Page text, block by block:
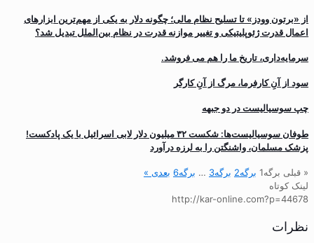
از «برتون وودز» تا تسلیح نظام مالی؛ چگونه دلار به یکی از مهم‌ترین ابزارهای
اعمال قدرت ژئوپلیتیکی و تغییر موازنه قدرت در نظام بین‌الملل تبدیل شد؟
سرمایه‌داری، تاریخ ما را هم می فروشد.
سود از آنِ کارفرما، مرگ از آنِ کارگر
چپ سوسیالیست در دو جبهه
طوفان سوسیالیست‌ها: شکست ۳۲ میلیون دلار لابی اسرائیل با یک پادکست!
پزشک مسلمان، واشنگتن را به لرزه درآورد
« قبلی برگه1 برگه2 برگه3
… برگه6 بعدی »
لینک کوتاه
http://kar-online.com?p=44678
نظرات